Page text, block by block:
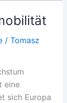
/ Tomasz
eine
sich Europa